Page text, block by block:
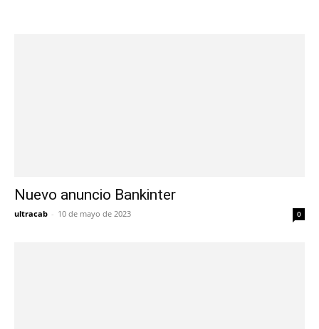
Nuevo anuncio Bankinter
ultracab - 10 de mayo de 2023 0